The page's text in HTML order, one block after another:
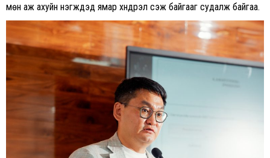
мөн аж ахуйн нэгжүүдэд ямар хүндрэл үүсэж байгааг судалж байгаа.